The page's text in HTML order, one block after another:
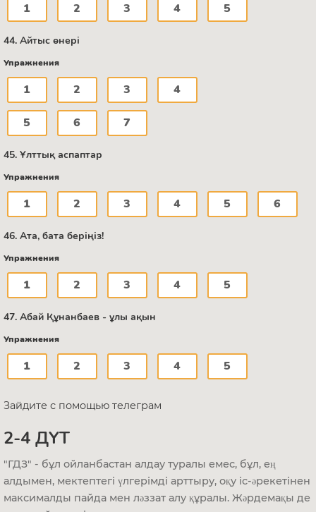
1 2 3 4 5
44. Айтыс өнері
Упражнения
1 2 3 4
5 6 7
45. Ұлттық аспаптар
Упражнения
1 2 3 4 5 6
46. Ата, бата беріңіз!
Упражнения
1 2 3 4 5
47. Абай Құнанбаев - ұлы ақын
Упражнения
1 2 3 4 5
Зайдите с помощью телеграм
2-4 ДҮТ
"ГДЗ" - бұл ойланбастан алдау туралы емес, бұл, ең
алдымен, мектептегі үлгерімді арттыру, оқу іс-әрекетінен
максималды пайда мен ләззат алу құралы. Жәрдемақы де